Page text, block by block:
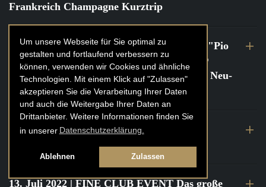
Um unsere Webseite für Sie optimal zu
gestalten und fortlaufend verbessern zu
können, verwenden wir Cookies und ähnliche
Technologien. Mit einem Klick auf "Zulassen"
akzeptieren Sie die Verarbeitung Ihrer Daten
und auch die Weitergabe Ihrer Daten an
Drittanbieter. Weitere Informationen finden Sie
in unserer Datenschutzerklärung.
Ablehnen Zulassen
Frankreich Champagne Kurztrip
22. Juli 2022| FINE CLUB Private Dinner "Pio
Cesare" mit Tochter Frederica Pio Boffa @
FINE CLUB Clubhouse Alter Haferkasten, Neu-
Isenburg
21. bis 22. Juli 2022| FINE CLUB Travels
Frankreich Burgund Kurztrip
13. Juli 2022 | FINE CLUB EVENT Das große